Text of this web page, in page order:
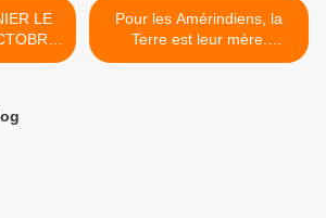
Pour les Amérindiens, la
Terre est leur mère.
Chaque élément naturel,